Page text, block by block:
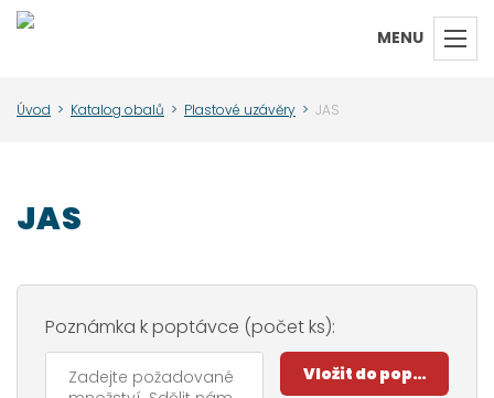
MENU
Úvod > Katalog obalů > Plastové uzávěry > JAS
JAS
Poznámka k poptávce (počet ks):